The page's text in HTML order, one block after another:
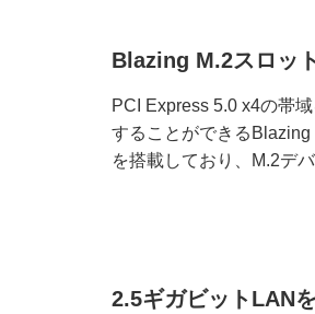
Blazing M.2スロッ
PCI Express 5.0 x4の帯
することができる
を搭載しており、M.2デ
2.5ギガビットLAN